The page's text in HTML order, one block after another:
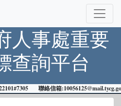
人事處重要
查詢平台
聯絡信箱